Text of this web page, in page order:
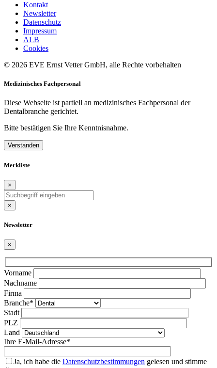
Kontakt
Newsletter
Datenschutz
Impressum
ALB
Cookies
© 2026 EVE Ernst Vetter GmbH, alle Rechte vorbehalten
Medizinisches Fachpersonal
Diese Webseite ist partiell an medizinisches Fachpersonal der
Dentalbranche gerichtet.
Bitte bestätigen Sie Ihre Kenntnisnahme.
Verstanden
Merkliste
×
×
Newsletter
×
Bitte
lasse
dieses
Feld
leer.
Vorname
Nachname
Firma
Branche*
Stadt
PLZ
Land
Ihre E-Mail-Adresse*
Ja, ich habe die Datenschutzbestimmungen gelesen und stimme